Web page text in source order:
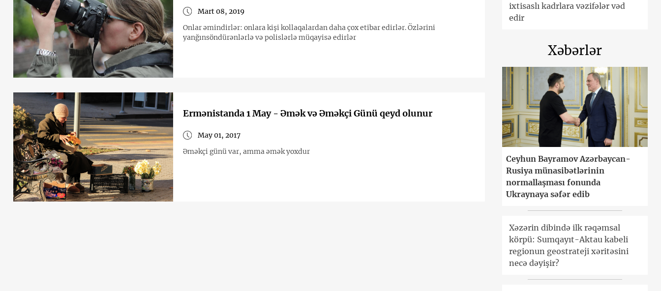
Mart 08, 2019
Onlar əmindirlər: onlara kişi kollaqalardan daha çox etibar edirlər. Özlərini
yanğınsöndürənlərlə və polislərlə müqayisə edirlər
Ermənistanda 1 May - Əmək və Əməkçi Günü qeyd olunur
May 01, 2017
Əməkçi günü var, amma əmək yoxdur
ixtisaslı kadrlara vəzifələr vəd
edir
Xəbərlər
Ceyhun Bayramov Azərbaycan-
Rusiya münasibətlərinin
normallaşması fonunda
Ukraynaya səfər edib
Xəzərin dibində ilk rəqəmsal
körpü: Sumqayıt-Aktau kabeli
regionun geostrateji xəritəsini
necə dəyişir?